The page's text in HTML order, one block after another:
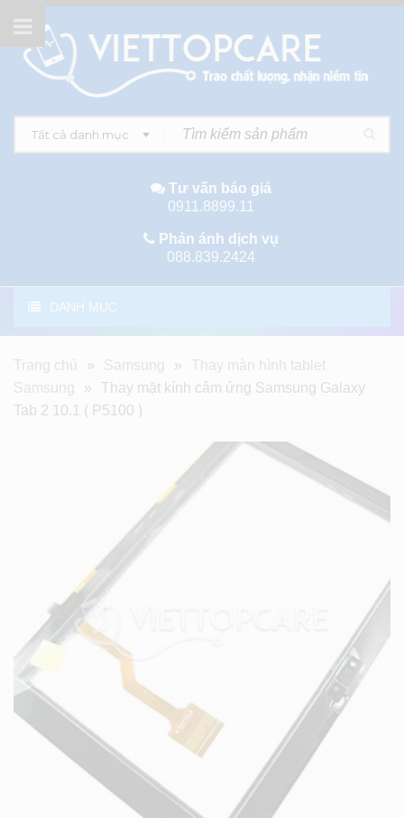
Tất cả danh mục
Tư vấn báo giá
0911.8899.11
Phản ánh dịch vụ
088.839.2424
DANH MỤC
Trang chủ » Samsung »
Thay màn hình tablet
Samsung
»
Thay mặt kính cảm ứng Samsung Galaxy
Tab 2 10.1 ( P5100 )